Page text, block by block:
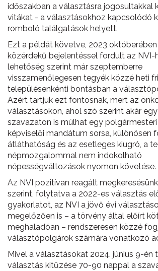
időszakban a választásra jogosultakkal
vitákat - a választásokhoz kapcsolódó
romboló találgatások helyett.
Ezt a példát követve, 2023 októberében
közérdekű bejelentéssel fordult az NVI-
lehetőség szerint már szeptemberre
visszamenőlegesen tegyék közzé heti
településenkénti bontásban a
Azért tartjuk ezt fontosnak, mert az
választásokon, ahol szó szerint akár
szavazaton is múlhat egy
képviselői mandátum sorsa, különösen
átláthatóság és az esetleges kiugró, a
népmozgalommal nem indokolható
népességváltozások nyomon követése.
Az NVI pozitívan reagált
szerint, folytatva a 2022-es választás
gyakorlatot, az NVI a jövő évi
megelőzően is – a törvény által előírt
meghaladóan – rendszeresen közzé
választópolgárok számára vonatkozó
Mivel a választásokat 2024. június 9-én
választás kitűzése 70-90 nappal a